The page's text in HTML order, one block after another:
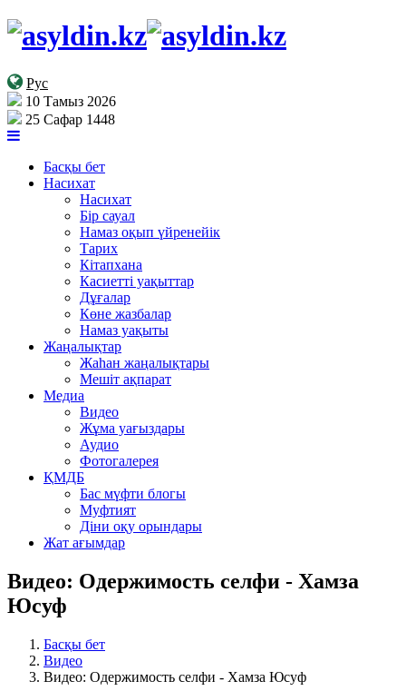
Рус
10 Тамыз 2026
25 Сафар 1448
Басқы бет
Насихат
Насихат
Бір сауал
Намаз оқып үйренейік
Тарих
Кітапхана
Касиетті уақыттар
Дұғалар
Көне жазбалар
Намаз уақыты
Жаңалықтар
Жаһан жаңалықтары
Мешіт ақпарат
Медиа
Видео
Жұма уағыздары
Аудио
Фотогалерея
ҚМДБ
Бас мүфти блогы
Муфтият
Діни оқу орындары
Жат ағымдар
Видео: Одержимость селфи - Хамза
Юсуф
Басқы бет
Видео
Видео: Одержимость селфи - Хамза Юсуф